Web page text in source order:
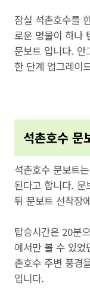
잠실 석촌호수를
로운 명물이 하나
문보트 입니다. 안
한 단계 업그레이
석촌호수 문
석촌호수 문보트
된다고 합니다. 문
뒤 문보트 선착장
탑승시간은 20분
에서만 볼 수 있었
촌호수 주변 풍경
입니다.